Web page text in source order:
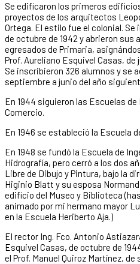
Se edificaron los primeros
proyectos de los arquitectos
Ortega. El estilo fue el colonial. Se
de octubre de 1942 y abrieron sus
egresados de Primaria,
Prof. Aureliano Esquivel Casas, de
Se inscribieron 326 alumnos y se
septiembre a junio del año
En 1944 siguieron las Escuelas
Comercio.
En 1946 se estableció la Escuela
En 1948 se fundó la Escuela de
Hidrografía, pero cerró a los dos
Libre de Dibujo y Pintura, bajo la
Higinio Blatt y su esposa
edificio del Museo y Biblioteca
animado por mi hermano mayor
en la Escuela Heriberto Aja.)
El rector Ing. Fco. Antonio
Esquivel Casas, de octubre de
el Prof. Manuel Quiroz Martínez, de